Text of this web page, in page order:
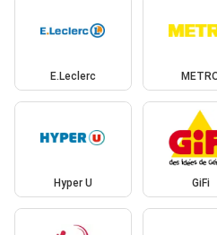
E.Leclerc
Hyper U GiFi